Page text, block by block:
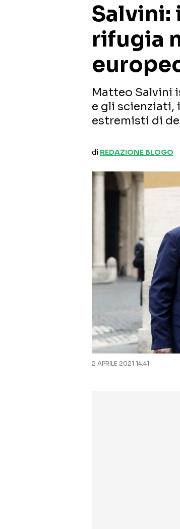
Salvini:
rifugia
Matteo Salvini
e gli scienziati,
estremisti di
di REDAZIONE BLOGO
2 APRILE 2021 14:41